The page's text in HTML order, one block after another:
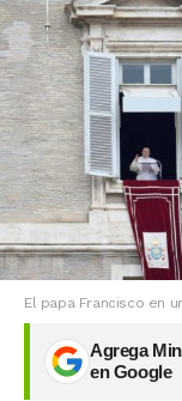
El papa Francisco en
Agrega
en Google